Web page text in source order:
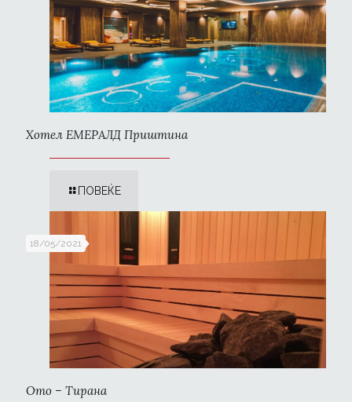
Хотел ЕМЕРАЛД Приштина
ПОВЕЌЕ
18/05/2021
Ото – Тирана